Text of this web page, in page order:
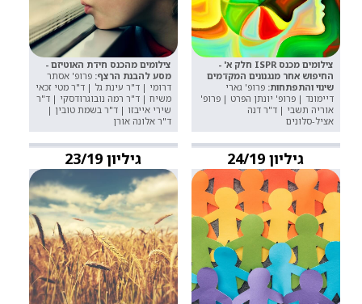
צילומים מכנס ISPR חלק א' -
החיפוש אחר מנגנונים המקדמים
שינוי והתפתחות:פרופ' גארי
דיימונד | פרופ' יונתן הפרט | פרופ'
אוריה תשבי | ד"ר דנה
אציל-סלונים
צילומים מהכנס חידת האוטיזם -
מסע להבנת הרצף: פרופ' אסתר
דרומי | ד"ר עינת גל | ד"ר מטי זכאי
משיח | ד"ר רמה נובוגרודסקי | ד"ר
שירי אייבזו | ד"ר בשמת טובין |
ד"ר אלונה אורן
גיליון 24/19 גיליון 23/19